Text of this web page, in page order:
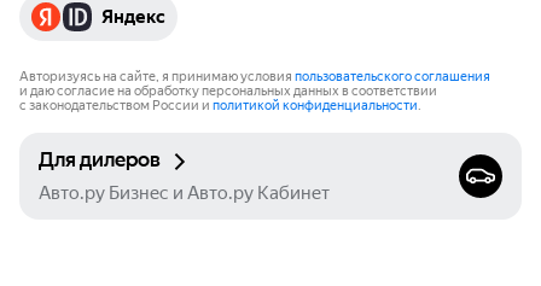
Яндекс
Авторизуясь на сайте, я принимаю условия пользовательского соглашения
и даю согласие на обработку персональных данных в соответствии
с законодательством России и политикой конфиденциальности.
Для дилеров
Авто.ру Бизнес и Авто.ру Кабинет